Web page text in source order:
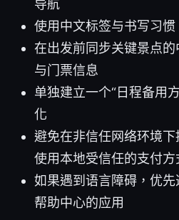
导航
使用中文标签与书写习
在出发前同步关键景点
与门票信息
单独建立一个“日程备用
化
避免在非信任网络环境
使用本地受信任的支付方
如果遇到语言障碍，优
帮助中心的应用